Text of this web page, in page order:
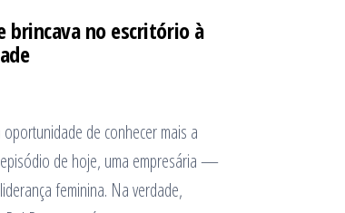
brincava no escritório à
de conhecer mais a
de hoje, uma empresária —
feminina. Na verdade,